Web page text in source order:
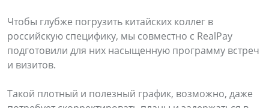
Чтобы глубже погрузить китайских коллег в
российскую специфику, мы совместно с RealPay
подготовили для них насыщенную программу встреч
и визитов.
Такой плотный и полезный график, возможно, даже